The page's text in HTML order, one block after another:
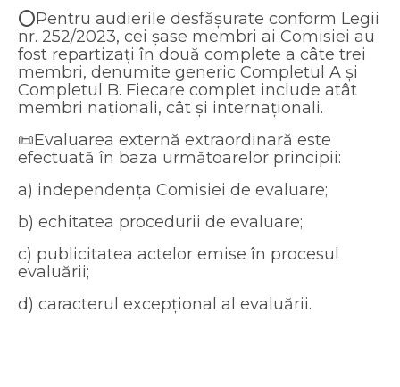
⭕️Pentru audierile desfășurate conform Legii
nr. 252/2023, cei șase membri ai Comisiei au
fost repartizați în două complete a câte trei
membri, denumite generic Completul A și
Completul B. Fiecare complet include atât
membri naționali, cât și internaționali.
📜Evaluarea externă extraordinară este
efectuată în baza următoarelor principii:
a) independența Comisiei de evaluare;
b) echitatea procedurii de evaluare;
c) publicitatea actelor emise în procesul
evaluării;
d) caracterul excepțional al evaluării.